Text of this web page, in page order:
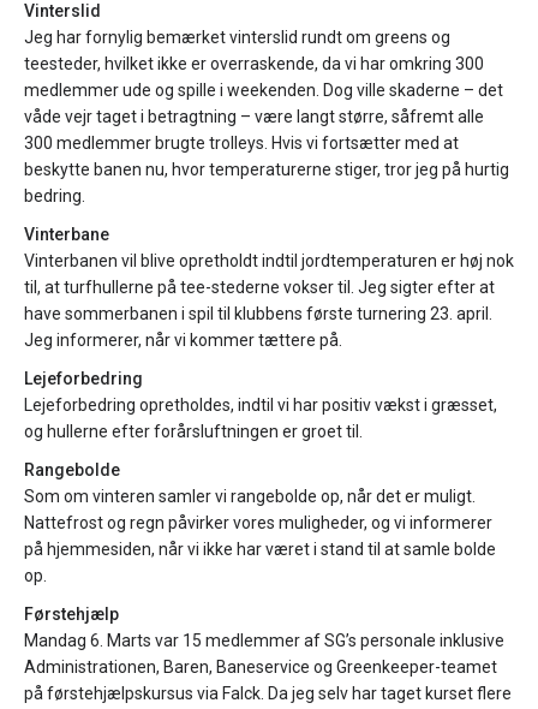
Vinterslid
Jeg har fornylig bemærket vinterslid rundt om greens og
teesteder, hvilket ikke er overraskende, da vi har omkring 300
medlemmer ude og spille i weekenden. Dog ville skaderne – det
våde vejr taget i betragtning – være langt større, såfremt alle
300 medlemmer brugte trolleys. Hvis vi fortsætter med at
beskytte banen nu, hvor temperaturerne stiger, tror jeg på hurtig
bedring.
Vinterbane
Vinterbanen vil blive opretholdt indtil jordtemperaturen er høj nok
til, at turfhullerne på tee-stederne vokser til. Jeg sigter efter at
have sommerbanen i spil til klubbens første turnering 23. april.
Jeg informerer, når vi kommer tættere på.
Lejeforbedring
Lejeforbedring opretholdes, indtil vi har positiv vækst i græsset,
og hullerne efter forårsluftningen er groet til.
Rangebolde
Som om vinteren samler vi rangebolde op, når det er muligt.
Nattefrost og regn påvirker vores muligheder, og vi informerer
på hjemmesiden, når vi ikke har været i stand til at samle bolde
op.
Førstehjælp
Mandag 6. Marts var 15 medlemmer af SG’s personale inklusive
Administrationen, Baren, Baneservice og Greenkeeper-teamet
på førstehjælpskursus via Falck. Da jeg selv har taget kurset flere